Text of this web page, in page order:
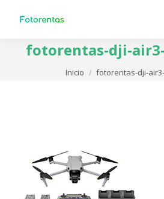
fotorentas-dji-
Estás aquí:
Inicio fotorentas-dji-